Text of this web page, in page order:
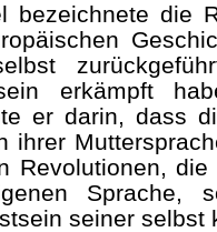
bezeichnete die
erkämpft
er darin, dass
ihrer
Revolutio­nen,
Sprache,
seiner selbst